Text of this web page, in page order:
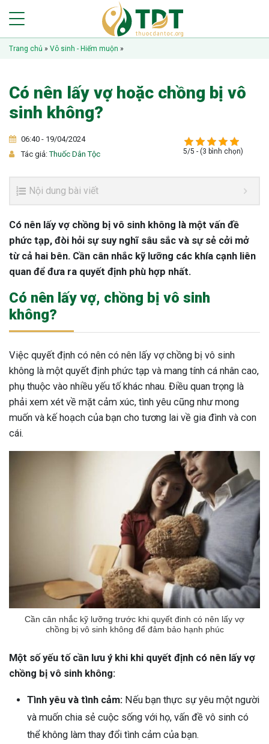
Trang chủ » Vô sinh - Hiếm muộn »
Có nên lấy vợ hoặc chồng bị vô
sinh không?
06:40 - 19/04/2024
Tác giả:Thuốc Dân Tộc 5/5 - (3 bình chọn)
Nội dung bài viết
Có nên lấy vợ chồng bị vô sinh không là một vấn đề
phức tạp, đòi hỏi sự suy nghĩ sâu sắc và sự sẻ cởi mở
từ cả hai bên. Cần cân nhắc kỹ lưỡng các khía cạnh liên
quan để đưa ra quyết định phù hợp nhất.
Có nên lấy vợ, chồng bị vô sinh
không?
Việc quyết định có nên có nên lấy vợ chồng bị vô sinh
không là một quyết định phức tạp và mang tính cá nhân cao,
phụ thuộc vào nhiều yếu tố khác nhau. Điều quan trọng là
phải xem xét về mặt cảm xúc, tình yêu cũng như mong
muốn và kế hoạch của bạn cho tương lai về gia đình và con
cái.
Cần cân nhắc kỹ lưỡng trước khi quyết đinh có nên lấy vợ
chồng bị vô sinh không để đảm bảo hạnh phúc
Một số yếu tố cần lưu ý khi khi quyết định có nên lấy vợ
chồng bị vô sinh không:
Tình yêu và tình cảm: Nếu bạn thực sự yêu một người
và muốn chia sẻ cuộc sống với họ, vấn đề vô sinh có
thể không làm thay đổi tình cảm của bạn.